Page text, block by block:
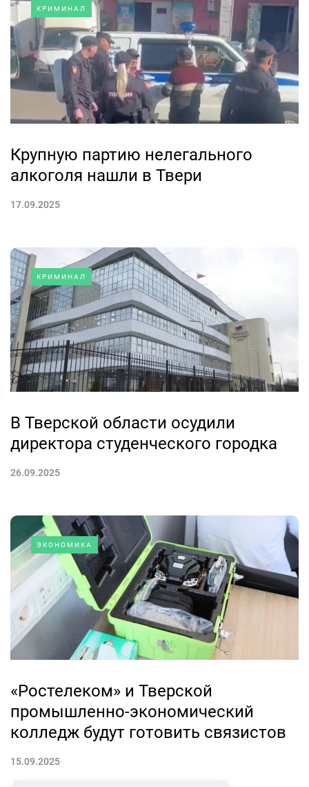
КРИМИНАЛ
Крупную партию нелегального
алкоголя нашли в Твери
17.09.2025
КРИМИНАЛ
В Тверской области осудили
директора студенческого городка
26.09.2025
ЭКОНОМИКА
«Ростелеком» и Тверской
промышленно-экономический
колледж будут готовить связистов
15.09.2025